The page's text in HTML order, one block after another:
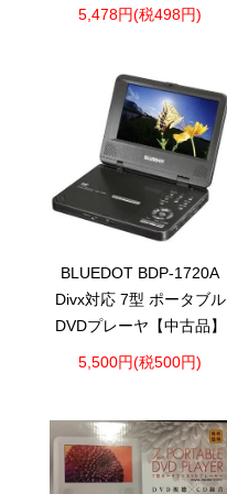
5,478円(税498円)
BLUEDOT BDP-1720A
Divx対応 7型 ポータブル
DVDプレーヤ【中古品】
5,500円(税500円)